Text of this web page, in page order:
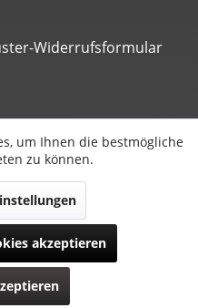
Tornado
Tornado
Widerrufsformular
Electronic GmbH | Alle
Änderungen
Aktiv
Inaktiv
um Ihnen die bestmögliche
zu können.
akzeptieren